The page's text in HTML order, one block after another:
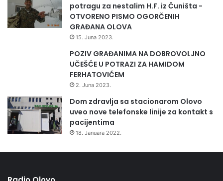
potragu za nestalim H.F. iz Čuništa -
OTVORENO PISMO OGORČENIH
GRAĐANA OLOVA
15. Juna 2023.
POZIV GRAĐANIMA NA DOBROVOLJNO
UČEŠĆE U POTRAZI ZA HAMIDOM
FERHATOVIĆEM
2. Juna 2023.
Dom zdravlja sa stacionarom Olovo
uveo nove telefonske linije za kontakt s
pacijentima
18. Januara 2022.